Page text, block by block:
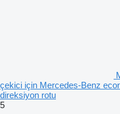
çekici için Mercedes-Benz
direksiyon rotu
5